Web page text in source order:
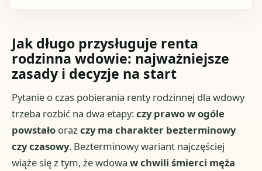
Jak długo przysługuje renta
rodzinna wdowie: najważniejsze
zasady i decyzje na start
Pytanie o czas pobierania renty rodzinnej dla wdowy
trzeba rozbić na dwa etapy:czy prawo w ogóle
powstało orazczy ma charakter bezterminowy
czy czasowy. Bezterminowy wariant najczęściej
wiąże się z tym, że wdowaw chwili śmierci męża